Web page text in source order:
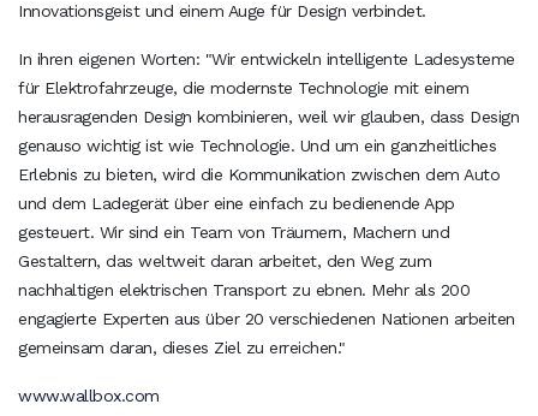
Innovationsgeist und einem Auge für Design verbindet.
In ihren eigenen Worten: "Wir entwickeln intelligente Ladesysteme
für Elektrofahrzeuge, die modernste Technologie mit einem
herausragenden Design kombinieren, weil wir glauben, dass Design
genauso wichtig ist wie Technologie. Und um ein ganzheitliches
Erlebnis zu bieten, wird die Kommunikation zwischen dem Auto
und dem Ladegerät über eine einfach zu bedienende App
gesteuert. Wir sind ein Team von Träumern, Machern und
Gestaltern, das weltweit daran arbeitet, den Weg zum
nachhaltigen elektrischen Transport zu ebnen. Mehr als 200
engagierte Experten aus über 20 verschiedenen Nationen arbeiten
gemeinsam daran, dieses Ziel zu erreichen."
www.wallbox.com